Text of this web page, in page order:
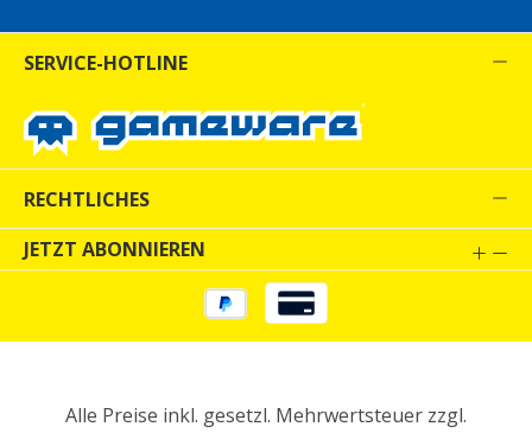
SERVICE-HOTLINE
RECHTLICHES
JETZT ABONNIEREN
Alle Preise inkl. gesetzl. Mehrwertsteuer zzgl.